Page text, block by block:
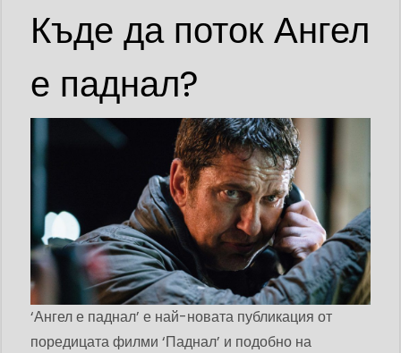
Къде да поток Ангел
е паднал?
‘Ангел е паднал’ е най-новата публикация от
поредицата филми ‘Паднал’ и подобно на